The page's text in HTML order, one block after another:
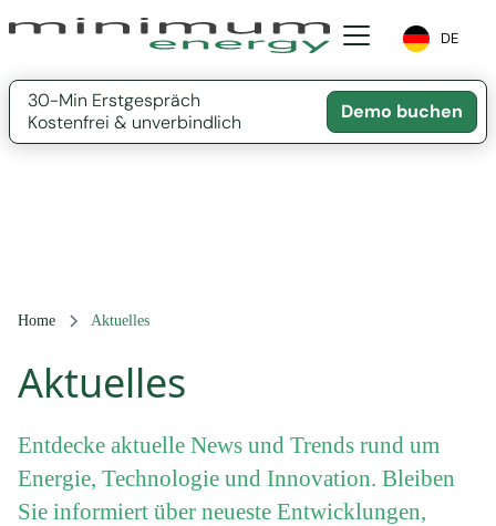
DE
30-Min Erstgespräch
Kostenfrei & unverbindlich
Demo buchen
Home Aktuelles
Aktuelles
Entdecke aktuelle News und Trends rund um
Energie, Technologie und Innovation. Bleiben
Sie informiert über neueste Entwicklungen,